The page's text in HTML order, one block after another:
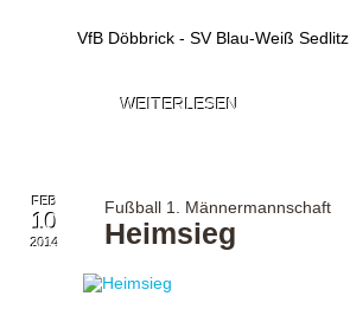
VfB Döbbrick - SV Blau-Weiß Sedlitz
WEITERLESEN
FEB
10
2014
Fußball 1. Männermannschaft
Heimsieg